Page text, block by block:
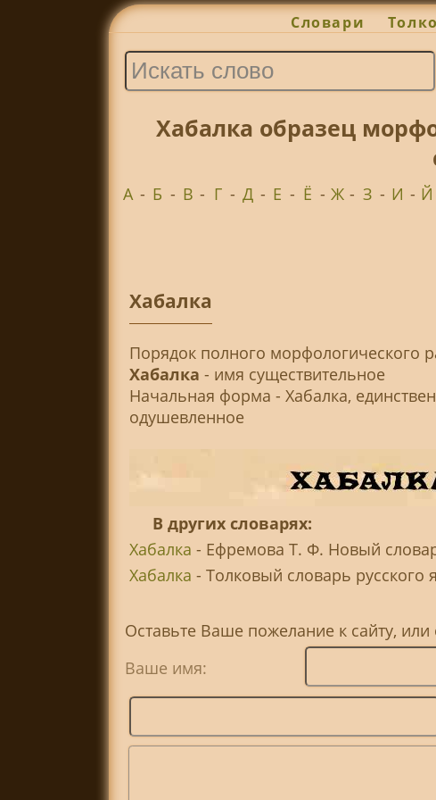
Словари
Хабалка образец
А - Б - В - Г - Д - Е - Ё - Ж - З - И - Й
Хабалка
Порядок полного морфологического
Хабалка - имя существительное
Начальная форма - Хабалка,
одушевленное
В других словарях:
Хабалка - Ефремова Т. Ф. Новый
Хабалка - Толковый словарь
Оставьте Ваше пожелание к сайту,
Ваше имя: